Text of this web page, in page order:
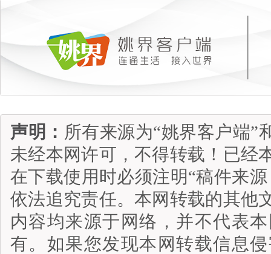
声明： 所有来源为“姚界客户端”
未经本网许可，不得转载！已经
在下载使用时必须注明“稿件来
依法追究责任。本网转载的其他
内容均来源于网络，并不代表
有。如果您发现本网转载信息